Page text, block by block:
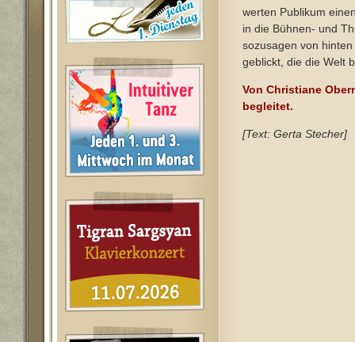
werten Publikum
in die Bühnen- und
sozusagen von
geblickt, die die Welt
Von Christiane
begleitet.
[Text: Gerta Stecher]